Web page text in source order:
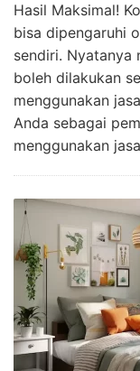
Hasil Maksimal!
bisa dipengaruhi
sendiri. Nyatanya
boleh dilakukan
menggunakan
Anda sebagai
menggunakan